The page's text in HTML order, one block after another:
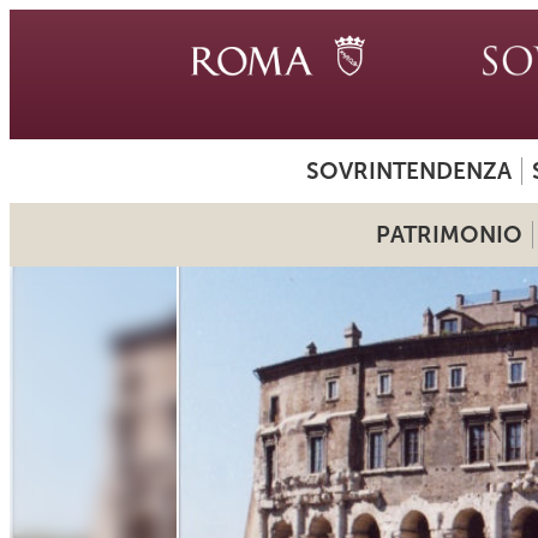
SOVRINTENDENZA
PATRIMONIO